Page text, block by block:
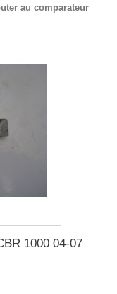
au comparateur
1000 04-07